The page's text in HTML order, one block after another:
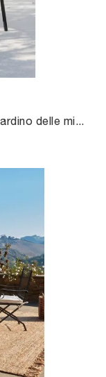
sedie da giardino e set di Arredo Giardino delle migliori marche: scopri di più sul modello Conrad Sedia di Unopiu, clicca subito!